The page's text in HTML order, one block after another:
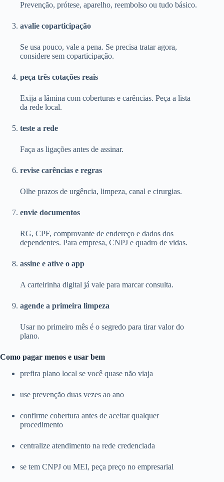
Prevenção, prótese, aparelho, reembolso ou tudo básico.
avalie coparticipação
Se usa pouco, vale a pena. Se precisa tratar agora,
considere sem coparticipação.
peça três cotações reais
Exija a lâmina com coberturas e carências. Peça a lista
da rede local.
teste a rede
Faça as ligações antes de assinar.
revise carências e regras
Olhe prazos de urgência, limpeza, canal e cirurgias.
envie documentos
RG, CPF, comprovante de endereço e dados dos
dependentes. Para empresa, CNPJ e quadro de vidas.
assine e ative o app
A carteirinha digital já vale para marcar consulta.
agende a primeira limpeza
Usar no primeiro mês é o segredo para tirar valor do
plano.
Como pagar menos e usar bem
prefira plano local se você quase não viaja
use prevenção duas vezes ao ano
confirme cobertura antes de aceitar qualquer
procedimento
centralize atendimento na rede credenciada
se tem CNPJ ou MEI, peça preço no empresarial